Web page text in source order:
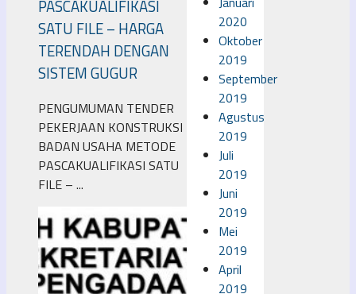
2020
Oktober
2019
September
2019
Agustus
2019
Juli
2019
Juni
2019
Mei
2019
April
2019
PASCAKUALIFIKASI
SATU FILE – HARGA
TERENDAH DENGAN
SISTEM GUGUR
PENGUMUMAN TENDER
PEKERJAAN KONSTRUKSI
BADAN USAHA METODE
PASCAKUALIFIKASI SATU
FILE – ...